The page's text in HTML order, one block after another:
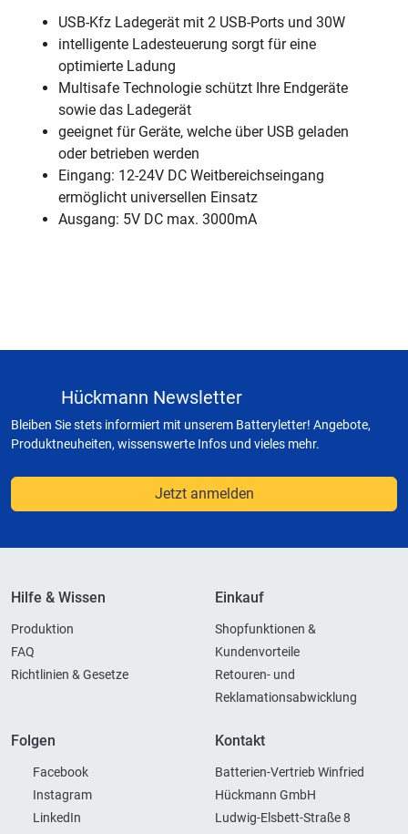
USB-Kfz Ladegerät mit 2 USB-Ports und 30W
intelligente Ladesteuerung sorgt für eine
optimierte Ladung
Multisafe Technologie schützt Ihre Endgeräte
sowie das Ladegerät
geeignet für Geräte, welche über USB geladen
oder betrieben werden
Eingang: 12-24V DC Weitbereichseingang
ermöglicht universellen Einsatz
Ausgang: 5V DC max. 3000mA
Hückmann Newsletter
Bleiben Sie stets informiert mit unserem Batteryletter! Angebote,
Produktneuheiten, wissenswerte Infos und vieles mehr.
Jetzt anmelden
Hilfe & Wissen
Produktion
FAQ
Richtlinien & Gesetze
Einkauf
Shopfunktionen &
Kundenvorteile
Retouren- und
Reklamationsabwicklung
Folgen
Facebook
Instagram
LinkedIn
Kontakt
Batterien-Vertrieb Winfried
Hückmann GmbH
Ludwig-Elsbett-Straße 8